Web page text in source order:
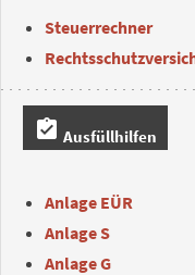
Steuerrechner
assignment_turned_in Ausfüllhilfen
Anlage EÜR
Anlage S
Anlage G